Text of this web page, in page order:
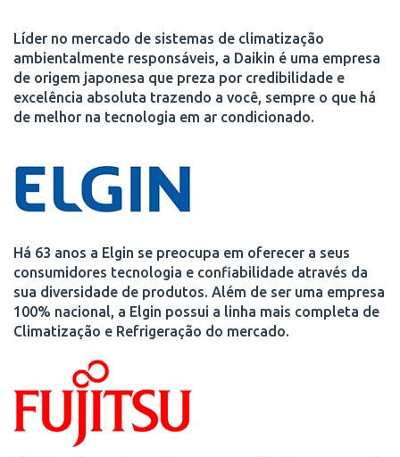
Líder no mercado de sistemas de climatização
ambientalmente responsáveis, a Daikin é uma empresa
de origem japonesa que preza por credibilidade e
excelência absoluta trazendo a você, sempre o que há
de melhor na tecnologia em ar condicionado.
Há 63 anos a Elgin se preocupa em oferecer a seus
consumidores tecnologia e confiabilidade através da
sua diversidade de produtos. Além de ser uma empresa
100% nacional, a Elgin possui a linha mais completa de
Climatização e Refrigeração do mercado.